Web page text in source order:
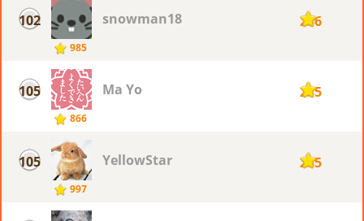
102
985
snowman18 236
105
866
Ma Yo 235
105
997
YellowStar 235